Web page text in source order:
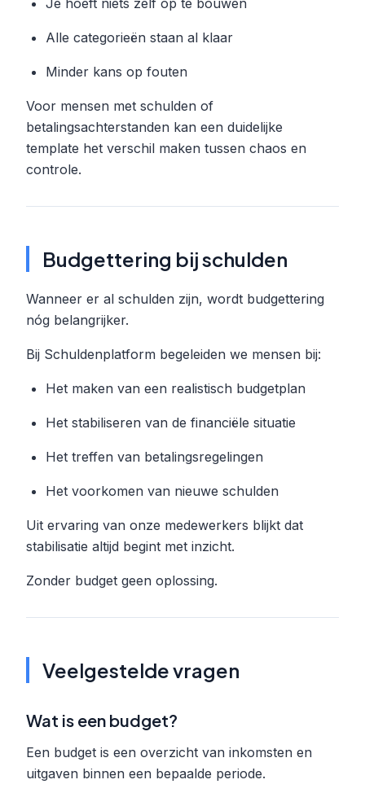
Alle categorieën staan al klaar
Minder kans op fouten
Voor mensen met schulden of
betalingsachterstanden kan een duidelijke
template het verschil maken tussen chaos en
controle.
Budgettering bij schulden
Wanneer er al schulden zijn, wordt budgettering
nóg belangrijker.
Bij Schuldenplatform begeleiden we mensen bij:
Het maken van een realistisch budgetplan
Het stabiliseren van de financiële situatie
Het treffen van betalingsregelingen
Het voorkomen van nieuwe schulden
Uit ervaring van onze medewerkers blijkt dat
stabilisatie altijd begint met inzicht.
Zonder budget geen oplossing.
Veelgestelde vragen
Wat is een budget?
Een budget is een overzicht van inkomsten en
uitgaven binnen een bepaalde periode.